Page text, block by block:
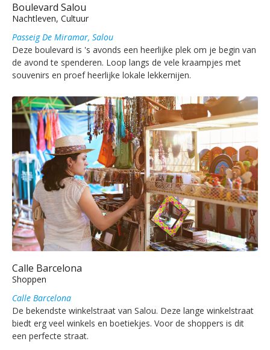
Boulevard Salou
Nachtleven, Cultuur
Passeig De Miramar, Salou
Deze boulevard is 's avonds een heerlijke plek om je begin van
de avond te spenderen. Loop langs de vele kraampjes met
souvenirs en proef heerlijke lokale lekkernijen.
Calle Barcelona
Shoppen
Calle Barcelona
De bekendste winkelstraat van Salou. Deze lange winkelstraat
biedt erg veel winkels en boetiekjes. Voor de shoppers is dit
een perfecte straat.